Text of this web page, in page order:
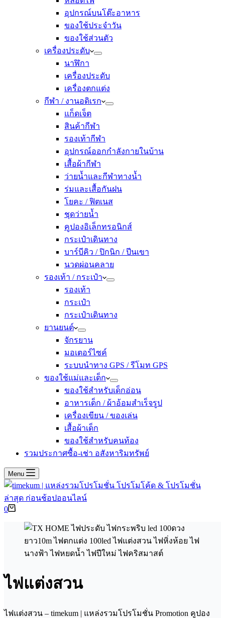
อุปกรณ์บนโต๊ะอาหาร
ของใช้ประจำวัน
ของใช้ส่วนตัว
เครื่องประดับ
นาฬิกา
เครื่องประดับ
เครื่องตกแต่ง
กีฬา / งานอดิเรก
แก็ดเจ็ต
สินค้ากีฬา
รองเท้ากีฬา
อุปกรณ์ออกกำลังกายในบ้าน
เสื้อผ้ากีฬา
ว่ายน้ำและกีฬาทางน้ำ
ร่มและเสื้อกันฝน
โยคะ / ฟิตเนส
ชุดว่ายน้ำ
คูปองอิเล็กทรอนิกส์
กระเป๋าเดินทาง
บาร์บีคิว / ปิกนิก / ปีนเขา
นวดผ่อนคลาย
รองเท้า / กระเป๋า
รองเท้า
กระเป๋า
กระเป๋าเดินทาง
ยานยนต์
จักรยาน
มอเตอร์ไซค์
ระบบนำทาง GPS / รีโมท GPS
ของใช้แม่และเด็ก
ของใช้สำหรับเด็กอ่อน
อาหารเด็ก / ผ้าอ้อมสำเร็จรูป
เครื่องเขียน / ของเล่น
เสื้อผ้าเด็ก
ของใช้สำหรับคนท้อง
รวมประกาศซื้อ-เช่า อสังหาริมทรัพย์
Menu
Shopping
0
ไฟแต่งสวน
ไฟแต่งสวน – timekum | แหล่งรวมโปรโมชั่น Promotion คูปอง